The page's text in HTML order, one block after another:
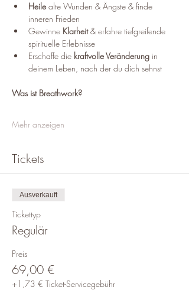
Heile alte Wunden & Ängste & finde
inneren Frieden
Gewinne Klarheit & erfahre tiefgreifende
spirituelle Erlebnisse
Erschaffe die kraftvolle Veränderung in
deinem Leben, nach der du dich sehnst
Was ist Breathwork?
Mehr anzeigen
Tickets
Ausverkauft
Tickettyp
Regulär
Preis
69,00 €
+1,73 € Ticket-Servicegebühr